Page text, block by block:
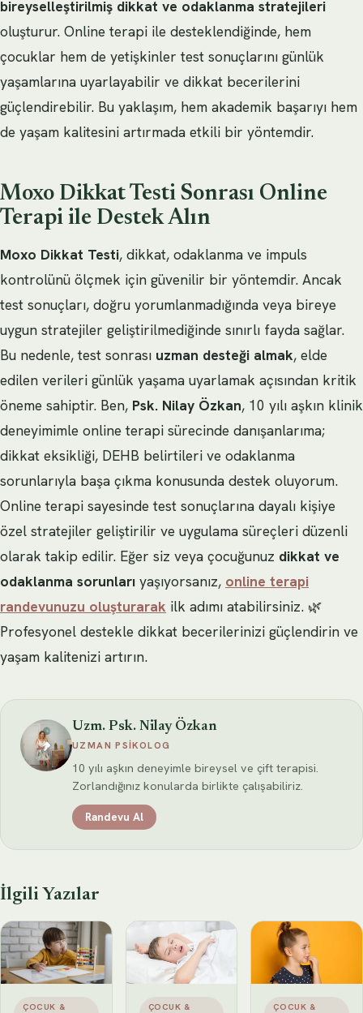
bireyselleştirilmiş dikkat ve odaklanma stratejileri
oluşturur. Online terapi ile desteklendiğinde, hem
çocuklar hem de yetişkinler test sonuçlarını günlük
yaşamlarına uyarlayabilir ve dikkat becerilerini
güçlendirebilir. Bu yaklaşım, hem akademik başarıyı hem
de yaşam kalitesini artırmada etkili bir yöntemdir.
Moxo Dikkat Testi Sonrası Online
Terapi ile Destek Alın
Moxo Dikkat Testi, dikkat, odaklanma ve impuls
kontrolünü ölçmek için güvenilir bir yöntemdir. Ancak
test sonuçları, doğru yorumlanmadığında veya bireye
uygun stratejiler geliştirilmediğinde sınırlı fayda sağlar.
Bu nedenle, test sonrası uzman desteği almak, elde
edilen verileri günlük yaşama uyarlamak açısından kritik
öneme sahiptir. Ben, Psk. Nilay Özkan, 10 yılı aşkın klinik
deneyimimle online terapi sürecinde danışanlarıma;
dikkat eksikliği, DEHB belirtileri ve odaklanma
sorunlarıyla başa çıkma konusunda destek oluyorum.
Online terapi sayesinde test sonuçlarına dayalı kişiye
özel stratejiler geliştirilir ve uygulama süreçleri düzenli
olarak takip edilir. Eğer siz veya çocuğunuz dikkat ve
odaklanma sorunları yaşıyorsanız, online terapi
randevunuzu oluşturarak ilk adımı atabilirsiniz. 🌿
Profesyonel destekle dikkat becerilerinizi güçlendirin ve
yaşam kalitenizi artırın.
Uzm. Psk. Nilay Özkan
UZMAN PSIKOLOG
10 yılı aşkın deneyimle bireysel ve çift terapisi.
Zorlandığınız konularda birlikte çalışabiliriz.
Randevu Al
İlgili Yazılar
ÇOCUK &
ÇOCUK &
ÇOCUK &